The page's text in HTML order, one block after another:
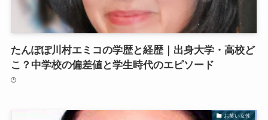
たんぽぽ川村エミコの学歴と経歴｜出身大学・高校ど
こ？中学校の偏差値と学生時代のエピソード
お笑い女性